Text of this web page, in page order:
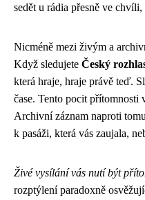
sedět u rádia přesně ve
Nicméně mezi živým a
Když sledujete Český
která hraje, hraje právě teď.
čase. Tento pocit
Archivní záznam naproti
k pasáži, která vás zaujala,
Živé vysílání vás nutí být
rozptýlení paradoxně